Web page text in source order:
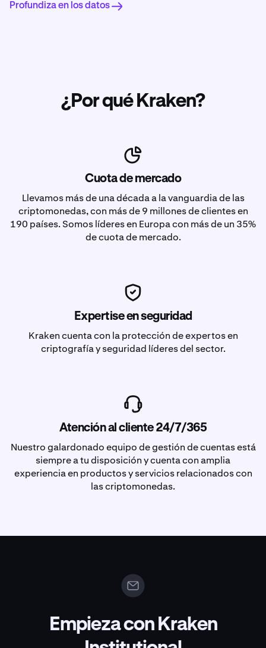
Profundiza en los datos
¿Por qué Kraken?
Cuota de mercado
Llevamos más de una década a la vanguardia de las
criptomonedas, con más de 9 millones de clientes en
190 países. Somos líderes en Europa con más de un 35%
de cuota de mercado.
Expertise en seguridad
Kraken cuenta con la protección de expertos en
criptografía y seguridad líderes del sector.
Atención al cliente 24/7/365
Nuestro galardonado equipo de gestión de cuentas está
siempre a tu disposición y cuenta con amplia
experiencia en productos y servicios relacionados con
las criptomonedas.
Empieza con Kraken